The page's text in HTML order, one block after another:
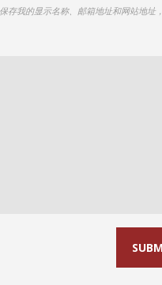
存我的显示名称、邮箱地址和网站地址